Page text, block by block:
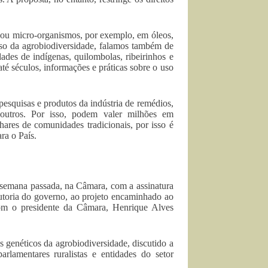
micro-organismos, por exemplo, em óleos,
da agrobiodiversidade, falamos também de
de indígenas, quilombolas, ribeirinhos e
séculos, informações e práticas sobre o uso
e produtos da indústria de remédios,
Por isso, podem valer milhões em
de comunidades tradicionais, por isso é
o País.
passada, na Câmara, com a assinatura
do governo, ao projeto encaminhado ao
o presidente da Câmara, Henrique Alves
da agrobiodiversidade, discutido a
ruralistas e entidades do setor